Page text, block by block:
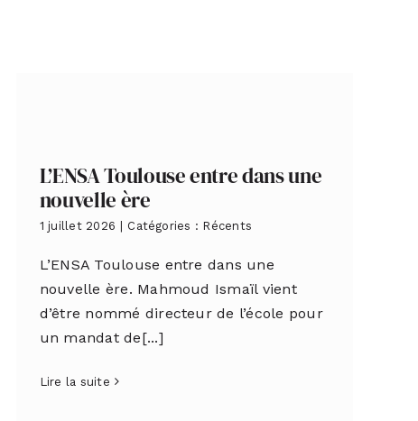
L’ENSA Toulouse entre dans une
nouvelle ère
1 juillet 2026 Catégories : Récents
L’ENSA Toulouse entre dans une
nouvelle ère. Mahmoud Ismaïl vient
d’être nommé directeur de l’école pour
un mandat de[...]
Lire la suite